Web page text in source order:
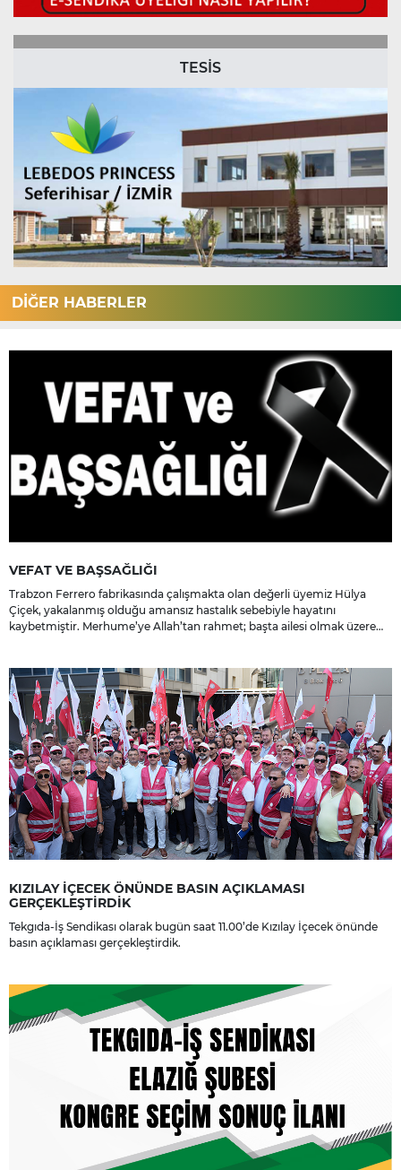
TESİS
DİĞER HABERLER
VEFAT VE BAŞSAĞLIĞI
Trabzon Ferrero fabrikasında çalışmakta olan değerli üyemiz Hülya
Çiçek, yakalanmış olduğu amansız hastalık sebebiyle hayatını
kaybetmiştir. Merhume’ye Allah’tan rahmet; başta ailesi olmak üzere
KIZILAY İÇECEK ÖNÜNDE BASIN AÇIKLAMASI
GERÇEKLEŞTİRDİK
Tekgıda-İş Sendikası olarak bugün saat 11.00’de Kızılay İçecek önünde
basın açıklaması gerçekleştirdik.